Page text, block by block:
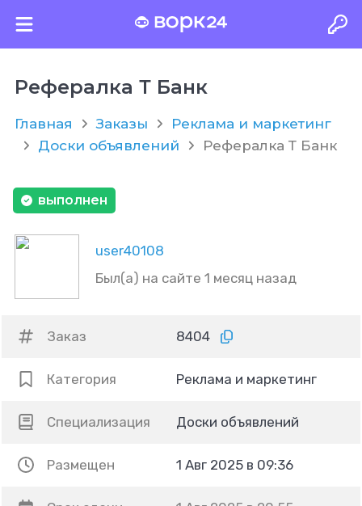
Рефералка Т Банк
Главная Заказы
Реклама и маркетинг
Доски объявлений
Рефералка Т Банк
user40108
Был(а) на сайте 1 месяц назад
выполнен
Заказ 8404
Категория Реклама и маркетинг
Специализация Доски объявлений
Размещен 1 Авг 2025 в 09:36